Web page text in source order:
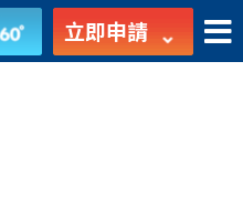
立即申請